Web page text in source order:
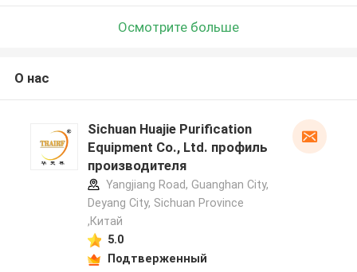
Осмотрите больше
О нас
Sichuan Huajie Purification
Equipment Co., Ltd. профиль
производителя
Yangjiang Road, Guanghan City,
Deyang City, Sichuan Province
,Китай
5.0
Подтверженный